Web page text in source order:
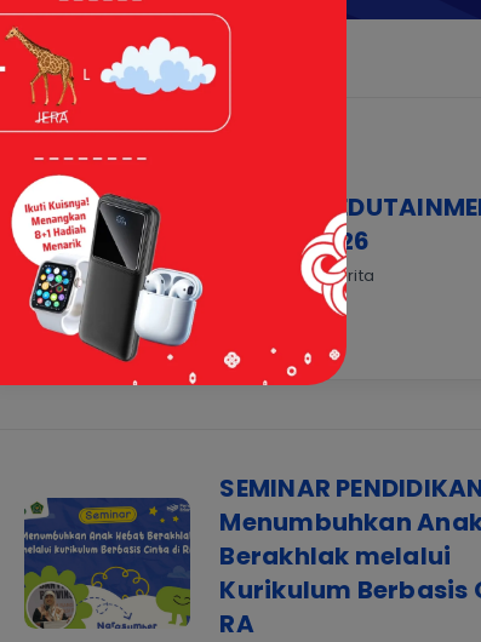
SEMINAR
UNIMA 2026
07 Apr 2026 |Berita
SEMINAR
Menumbuhkan
Berakhlak melalui
Kurikulum Berbasis
RA